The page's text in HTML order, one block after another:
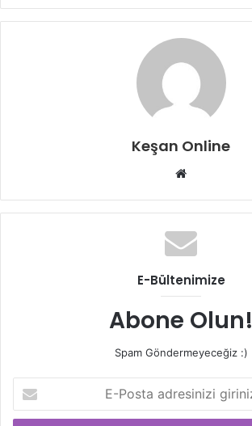
Keşan Online
Web
E-Bültenimize
Abone Olun!
Spam Göndermeyeceğiz :)
Posta
adresinizi